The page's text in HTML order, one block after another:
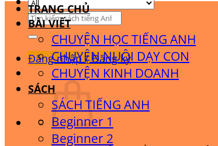
Tìm
kiếm:
Đăng nhập / Đăng ký
TRANG CHỦ
BÀI VIẾT
CHUYỆN HỌC TIẾNG ANH
CHUYỆN NUÔI DẠY CON
CHUYỆN KINH DOANH
SÁCH
SÁCH TIẾNG ANH
Beginner 1
Beginner 2